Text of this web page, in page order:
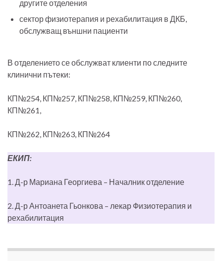
другите отделения
сектор физиотерапия и рехабилитация в ДКБ,
обслужващ външни пациенти
В отделението се обслужват клиенти по следните
клинични пътеки:
КП№254, КП№257, КП№258, КП№259, КП№260,
КП№261,
КП№262, КП№263, КП№264
ЕКИП:
1. Д-р Мариана Георгиева – Началник отделение
2. Д-р Антоанета Гьонкова – лекар Физиотерапия и
рехабилитация